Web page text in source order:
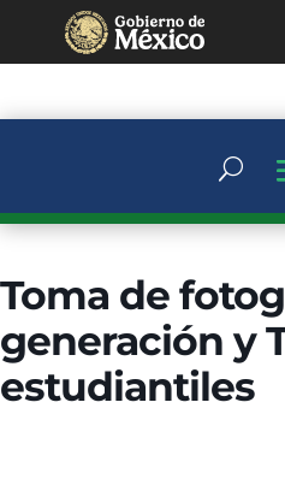
Toma de
generación y
estudiantiles